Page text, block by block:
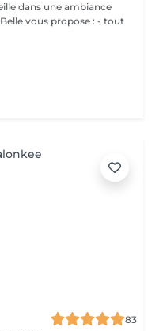
dans une ambiance
83